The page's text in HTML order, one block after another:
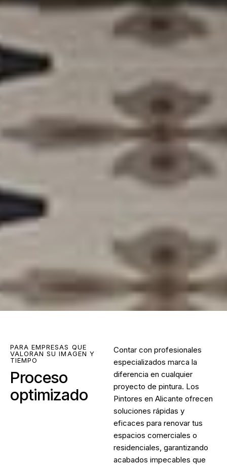
PARA EMPRESAS QUE
VALORAN SU IMAGEN Y
TIEMPO
Proceso
optimizado
Contar con profesionales
especializados marca la
diferencia en cualquier
proyecto de pintura. Los
Pintores en Alicante ofrecen
soluciones rápidas y
eficaces para renovar tus
espacios comerciales o
residenciales, garantizando
acabados impecables que